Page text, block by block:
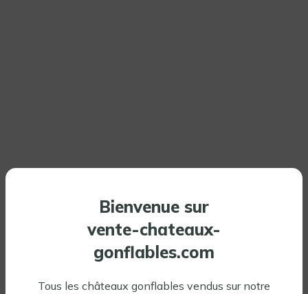
Bienvenue sur
vente-chateaux-
gonflables.com
Tous les châteaux gonflables vendus sur notre